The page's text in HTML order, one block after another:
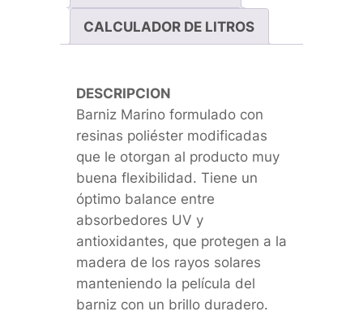
CALCULADOR DE LITROS
DESCRIPCION
Barniz Marino formulado con
resinas poliéster modificadas
que le otorgan al producto muy
buena flexibilidad. Tiene un
óptimo balance entre
absorbedores UV y
antioxidantes, que protegen a la
madera de los rayos solares
manteniendo la película del
barniz con un brillo duradero.